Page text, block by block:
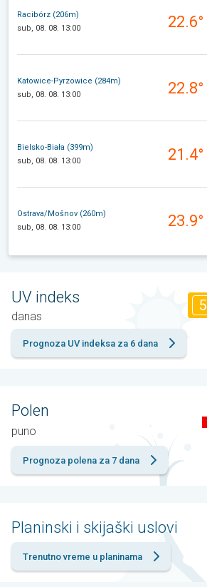
Racibórz (206m)
sub, 08. 08. 13:00
22.6°
Katowice-Pyrzowice (284m)
sub, 08. 08. 13:00
22.8°
Bielsko-Biała (399m)
sub, 08. 08. 13:00
21.4°
Ostrava/Mošnov (260m)
sub, 08. 08. 13:00
23.9°
UV indeks
danas
5
Prognoza UV indeksa za 6 dana
Polen
puno
Prognoza polena za 7 dana
Planinski i skijaški uslovi
Trenutno vreme u planinama